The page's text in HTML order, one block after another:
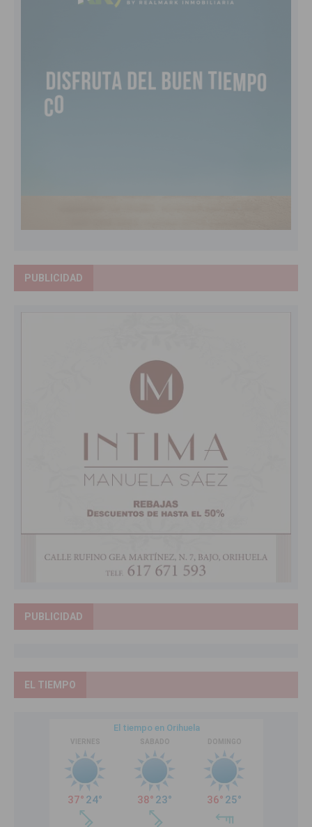
PUBLICIDAD
PUBLICIDAD
EL TIEMPO